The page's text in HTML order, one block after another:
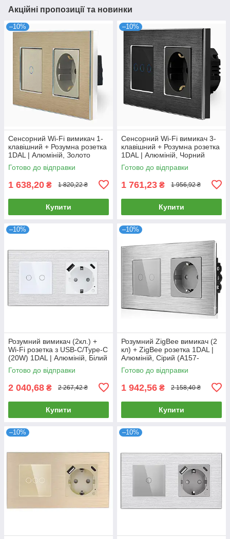
Акційні пропозиції та новинки
–10%
Сенсорний Wi-Fi вимикач 1-
клавішний + Розумна розетка
1DAL | Алюміній, Золото
(A157-GSW1G.WF-ST.WF.GD)
Готово до відправки
1 638,20 ₴ 1 820,22 ₴
Купити
–10%
Сенсорний Wi-Fi вимикач 3-
клавішний + Розумна розетка
1DAL | Алюміній, Чорний
(A157-GSW3G.WF-ST.WF.BL)
Готово до відправки
1 761,23 ₴ 1 956,92 ₴
Купити
–10%
Розумний вимикач (2кл.) +
Wi-Fi розетка з USB-C/Type-C
(20W) 1DAL | Алюміній, Білий
(A157-GSW2G.WF-
STUTC.WF.WT)
Готово до відправки
2 040,68 ₴ 2 267,42 ₴
Купити
–10%
Розумний ZigBee вимикач (2
кл) + ZigBee розетка 1DAL |
Алюміній, Сірий (A157-
GSW2G.ZB-ST.ZB.GR)
Готово до відправки
1 942,56 ₴ 2 158,40 ₴
Купити
–10% –10%